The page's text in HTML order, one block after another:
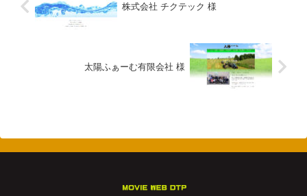
株式会社 チクテック 様
太陽ふぁーむ有限会社 様